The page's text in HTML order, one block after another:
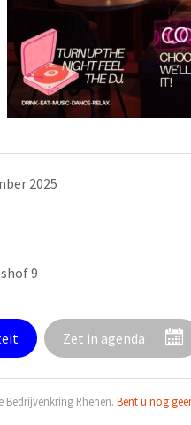
2025
9
Zet in agenda
Rhenen. Bent u nog